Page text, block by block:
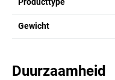
Gewicht
Duurzaamheid